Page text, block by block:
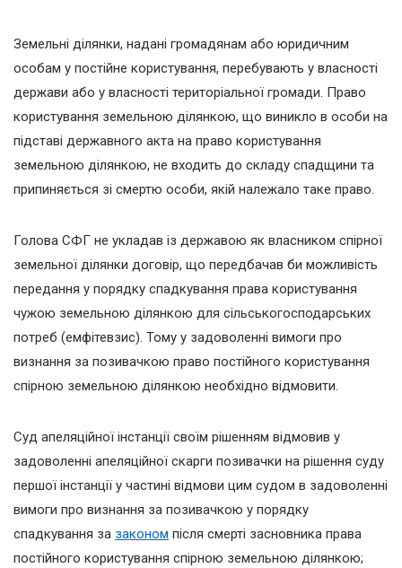
Земельні ділянки, надані громадянам або юридичним
особам у постійне користування, перебувають у власності
держави або у власності територіальної громади. Право
користування земельною ділянкою, що виникло в особи на
підставі державного акта на право користування
земельною ділянкою, не входить до складу спадщини та
припиняється зі смертю особи, якій належало таке право.
Голова СФГ не укладав із державою як власником спірної
земельної ділянки договір, що передбачав би можливість
передання у порядку спадкування права користування
чужою земельною ділянкою для сільськогосподарських
потреб (емфітевзис). Тому у задоволенні вимоги про
визнання за позивачкою право постійного користування
спірною земельною ділянкою необхідно відмовити.
Суд апеляційної інстанції своїм рішенням відмовив у
задоволенні апеляційної скарги позивачки на рішення суду
першої інстанції у частині відмови цим судом в задоволенні
вимоги про визнання за позивачкою у порядку
спадкування за законом після смерті засновника права
постійного користування спірною земельною ділянкою;